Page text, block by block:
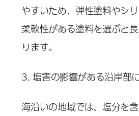
やすいため、弾性塗料やシリ
柔軟性がある塗料を選ぶと
ります。
3. 塩害の影響がある沿岸部
海沿いの地域では、塩分を